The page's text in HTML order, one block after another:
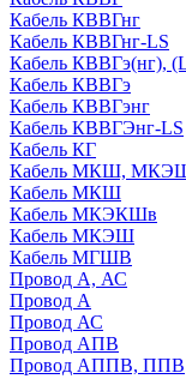
Кабель КВВГнг
Кабель КВВГнг-LS
Кабель КВВГэ(нг),
Кабель КВВГэ
Кабель КВВГэнг
Кабель КВВГЭнг-LS
Кабель КГ
Кабель МКШ,
Кабель МКШ
Кабель МКЭКШв
Кабель МКЭШ
Кабель МГШВ
Провод А, АС
Провод А
Провод АС
Провод АПВ
Провод АППВ, ППВ